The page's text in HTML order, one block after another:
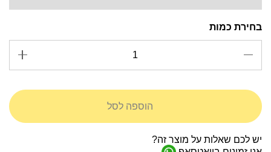
הוספה לסל
יש לכם שאלות על מוצר זה?